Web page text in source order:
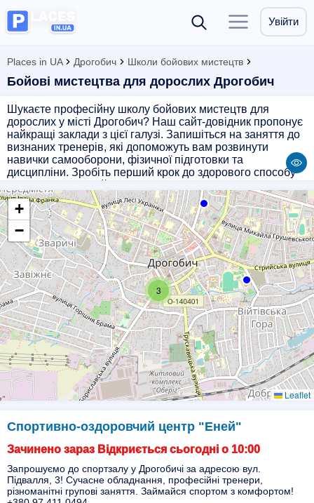
Увійти
Places in UA Дрогобич Школи бойових мистецтв
Бойові мистецтва для дорослих Дрогобич
Шукаєте професійну школу бойових мистецтв для
дорослих у місті Дрогобич? Наш сайт-довідник пропонує
найкращі заклади з цієї галузі. Запишіться на заняття до
визнаних тренерів, які допоможуть вам розвинути
навички самооборони, фізичної підготовки та
дисципліни. Зробіть перший крок до здорового способу
школу бойових мистецтв з нашого списку і почніть свій
шлях до власної майстерності!
3
+
−
Leaflet
Спортивно-оздоровчий центр "Еней"
Зачинено зараз Відкриється сьогодні о 10:00
Запрошуємо до спортзалу у Дрогобичі за адресою вул.
Підвалля, 3! Сучасне обладнання, професійні тренери,
різноманітні групові заняття. Займайся спортом з комфортом!